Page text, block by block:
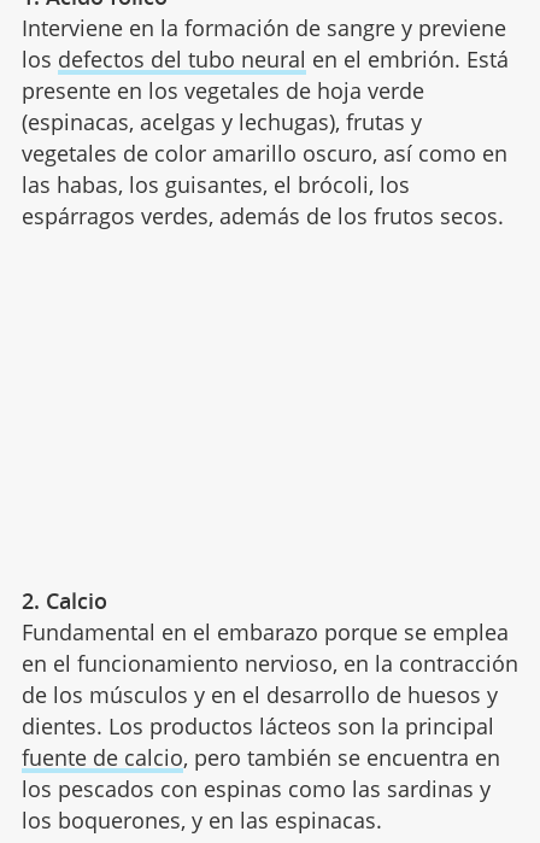
Interviene en la formación de sangre y previene
los defectos del tubo neural en el embrión. Está
presente en los vegetales de hoja verde
(espinacas, acelgas y lechugas), frutas y
vegetales de color amarillo oscuro, así como en
las habas, los guisantes, el brócoli, los
espárragos verdes, además de los frutos secos.
2. Calcio
Fundamental en el embarazo porque se emplea
en el funcionamiento nervioso, en la contracción
de los músculos y en el desarrollo de huesos y
dientes. Los productos lácteos son la principal
fuente de calcio, pero también se encuentra en
los pescados con espinas como las sardinas y
los boquerones, y en las espinacas.